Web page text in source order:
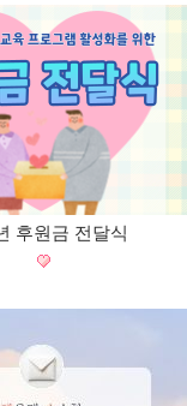
후원금 전달식